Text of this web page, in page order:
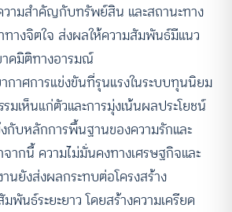
วามสำคัญกับทรัพย์สิน และสถานะทาง
างจิตใจ ส่งผลให้ความสัมพันธ์มีแนว
าดมิติทางอารมณ์
กาศการแข่งขันที่รุนแรงในระบบทุนนิยม
มเห็นแก่ตัวและการมุ่งเน้นผลประโยชน์
กับหลักการพื้นฐานของความรักและ
ากนี้ ความไม่มั่นคงทางเศรษฐกิจและ
นยังส่งผลกระทบต่อโครงสร้าง
พันธ์ระยะยาว โดยสร้างความเครียด